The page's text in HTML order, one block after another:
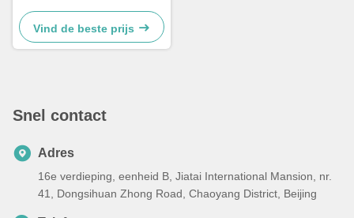
Diesel aangedreven Mini
Tillage Machine Wandelende
tractor voor landbouw
Vind de beste prijs
Snel contact
Adres
16e verdieping, eenheid B, Jiatai International Mansion, nr.
41, Dongsihuan Zhong Road, Chaoyang District, Beijing